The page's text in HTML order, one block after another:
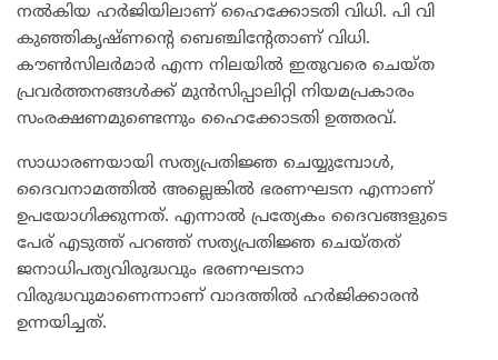
നൽകിയ ഹർജിയിലാണ് ഹൈക്കോടതി വിധി. പി വി
കുഞ്ഞികൃഷ്ണന്റെ ബെഞ്ചിന്റേതാണ് വിധി.
കൗൺസിലർമാർ എന്ന നിലയിൽ ഇതുവരെ ചെയ്ത
പ്രവർത്തനങ്ങൾക്ക് മുൻസിപ്പാലിറ്റി നിയമപ്രകാരം
സംരക്ഷണമുണ്ടെന്നും ഹൈക്കോടതി ഉത്തരവ്.
സാധാരണയായി സത്യപ്രതിജ്ഞ ചെയ്യുമ്പോൾ,
ദൈവനാമത്തിൽ അല്ലെങ്കിൽ ഭരണഘടന എന്നാണ്
ഉപയോഗിക്കുന്നത്. എന്നാൽ പ്രത്യേകം ദൈവങ്ങളുടെ
പേര് എടുത്ത് പറഞ്ഞ് സത്യപ്രതിജ്ഞ ചെയ്തത്
ജനാധിപത്യവിരുദ്ധവും ഭരണഘടനാ
വിരുദ്ധവുമാണെന്നാണ് വാദത്തിൽ ഹർജിക്കാരൻ
ഉന്നയിച്ചത്.